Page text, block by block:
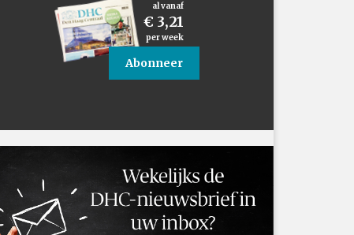
al vanaf
€ 3,21
per week
Abonneer